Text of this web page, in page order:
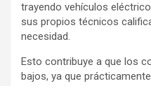
trayendo vehículos
sus propios técnicos
necesidad.
Esto contribuye a que los
bajos, ya que